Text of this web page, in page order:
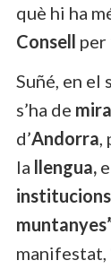
què hi ha
Consell per
Suñé, en el
s’ha de
d’Andorra,
la llengua,
manifestat,